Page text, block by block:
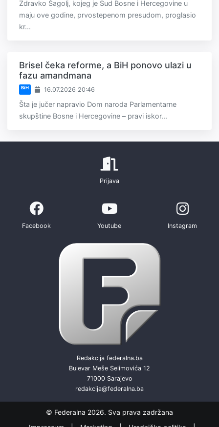
Zdravko Šagolj, kojeg je Sud Bosne i Hercegovine u
maju ove godine, prvostepenom presudom, proglasio
kr...
Brisel čeka reforme, a BiH ponovo ulazi u
fazu amandmana
BiH 16.07.2026 20:46
Šta je jučer napravio Dom naroda Parlamentarne
skupštine Bosne i Hercegovine – pravi iskor...
Prijava
Facebook Youtube Instagram
Redakcija federalna.ba
Bulevar Meše Selimovića 12
71000 Sarajevo
redakcija@federalna.ba
© Federalna 2026. Sva prava zadržana